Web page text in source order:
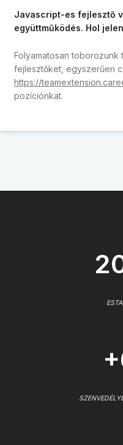
Javascript-es fejlesztő
együttműködés. Hol
Folyamatosan
fejlesztőket, egyszerűen
https://
pozíciónkat.